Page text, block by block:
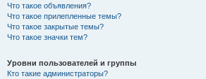
Что такое объявления?
Что такое прилепленные темы?
Что такое закрытые темы?
Что такое значки тем?
Уровни пользователей и группы
Кто такие администраторы?